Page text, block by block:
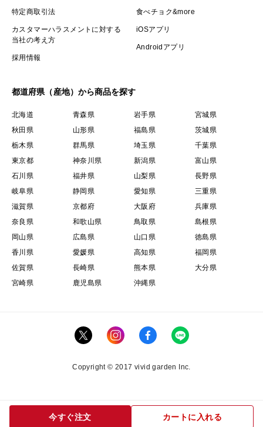
今すぐ注文 カートに入れる
特定商取引法
カスタマーハラスメントに対する
当社の考え方
採用情報
食べチョク&more
iOSアプリ
Androidアプリ
都道府県（産地）から商品を探す
北海道 青森県 岩手県
宮城県
秋田県
山形県 福島県
茨城県
栃木県
群馬県 埼玉県
千葉県
東京都
神奈川県 新潟県
富山県
石川県
福井県 山梨県
長野県
岐阜県
静岡県 愛知県
三重県
滋賀県
京都府 大阪府
兵庫県
奈良県
和歌山県 鳥取県
島根県
岡山県
広島県 山口県
徳島県
香川県
愛媛県 高知県
福岡県
佐賀県
長崎県 熊本県
大分県
宮崎県
鹿児島県 沖縄県
Copyright © 2017 vivid garden Inc.